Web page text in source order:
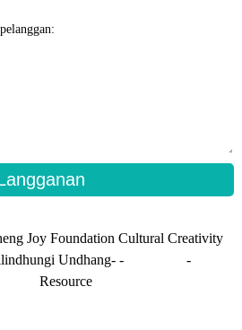
Joy Foundation Cultural Creativity
Undhang- -
-
Resource